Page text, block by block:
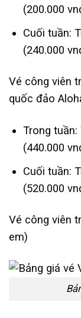
(200.000
Cuối tuần:
(240.000
Vé công viên
quốc đảo
Trong
(440.000
Cuối tuần:
(520.000
Vé công viên
em)